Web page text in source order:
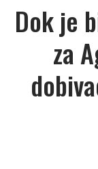
Dok je
za